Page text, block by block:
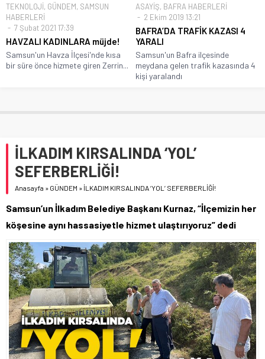
TEKNOLOJİ, GÜNDEM, SAMSUN
HABERLERİ
7 Şubat 2021 17:39
HAVZALI KADINLARA müjde!
Samsun'un Havza İlçesi'nde kısa
bir süre önce hizmete giren Zerrin...
ASAYİŞ, BAFRA HABERLERİ
2 Ekim 2019 13:21
BAFRA’DA TRAFİK KAZASI 4
YARALI
Samsun'un Bafra ilçesinde
meydana gelen trafik kazasında 4
kişi yaralandı
İLKADIM KIRSALINDA ‘YOL’
SEFERBERLİĞİ!
Anasayfa » GÜNDEM » İLKADIM KIRSALINDA ‘YOL’ SEFERBERLİĞİ!
Samsun’un İlkadım Belediye Başkanı Kurnaz, “İlçemizin her
köşesine aynı hassasiyetle hizmet ulaştırıyoruz” dedi